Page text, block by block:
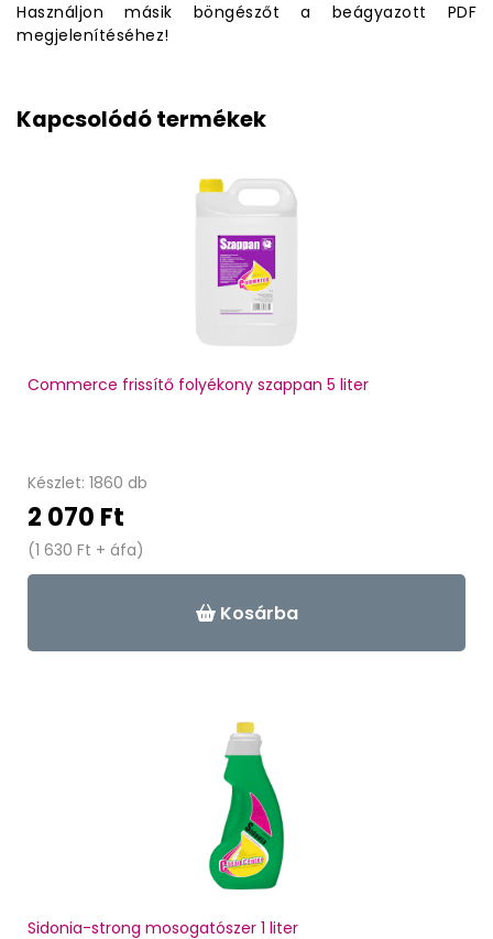
Használjon másik böngészőt a beágyazott PDF
megjelenítéséhez!
Kapcsolódó termékek
Commerce frissítő folyékony szappan 5 liter
Készlet: 1860 db
2 070 Ft
(1 630 Ft + áfa)
Kosárba
Sidonia-strong mosogatószer 1 liter